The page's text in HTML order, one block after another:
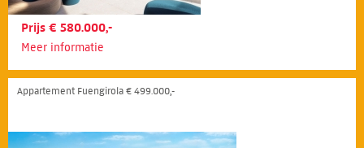
Prijs € 580.000,-
Meer informatie
Appartement Fuengirola € 499.000,-